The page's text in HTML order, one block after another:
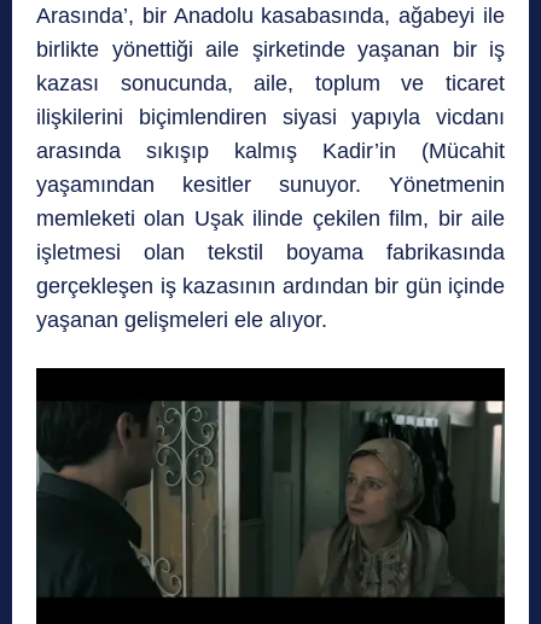
Arasında’, bir Anadolu kasabasında, ağabeyi ile
birlikte yönettiği aile şirketinde yaşanan bir iş
kazası sonucunda, aile, toplum ve ticaret
ilişkilerini biçimlendiren siyasi yapıyla vicdanı
arasında sıkışıp kalmış Kadir’in (Mücahit
yaşamından kesitler sunuyor. Yönetmenin
memleketi olan Uşak ilinde çekilen film, bir aile
işletmesi olan tekstil boyama fabrikasında
gerçekleşen iş kazasının ardından bir gün içinde
yaşanan gelişmeleri ele alıyor.